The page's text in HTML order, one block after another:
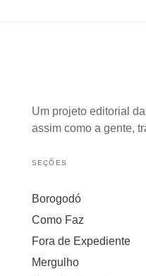
Um projeto editorial
assim como a gente,
SEÇÕES
Borogodó
Como Faz
Fora de Expediente
Mergulho